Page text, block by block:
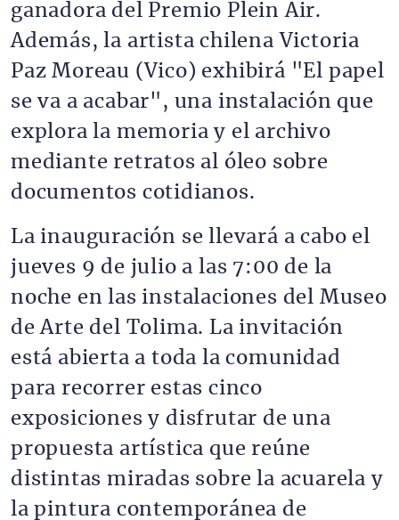
ganadora del Premio Plein Air.
Además, la artista chilena Victoria
Paz Moreau (Vico) exhibirá "El papel
se va a acabar", una instalación que
explora la memoria y el archivo
mediante retratos al óleo sobre
documentos cotidianos.
La inauguración se llevará a cabo el
jueves 9 de julio a las 7:00 de la
noche en las instalaciones del Museo
de Arte del Tolima. La invitación
está abierta a toda la comunidad
para recorrer estas cinco
exposiciones y disfrutar de una
propuesta artística que reúne
distintas miradas sobre la acuarela y
la pintura contemporánea de